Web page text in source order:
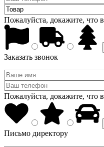
Пожалуйста, докажите, что
Заказать звонок
Пожалуйста, докажите, что
Письмо директору